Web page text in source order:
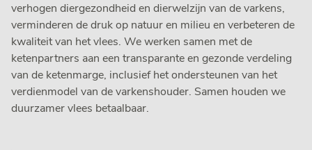
verhogen diergezondheid en dierwelzijn van de varkens,
verminderen de druk op natuur en milieu en verbeteren de
kwaliteit van het vlees. We werken samen met de
ketenpartners aan een transparante en gezonde verdeling
van de ketenmarge, inclusief het ondersteunen van het
verdienmodel van de varkenshouder. Samen houden we
duurzamer vlees betaalbaar.